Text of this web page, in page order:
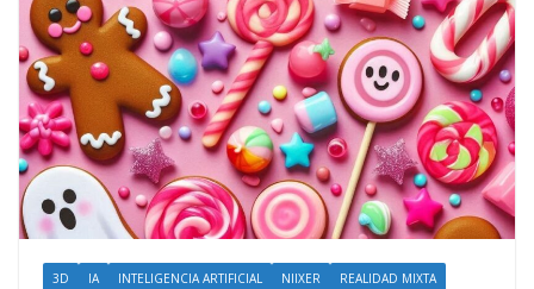
3D IA INTELIGENCIA ARTIFICIAL NIIXER
REALIDAD MIXTA